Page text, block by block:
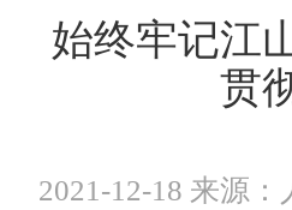
始终牢记江
贯
2021-12-18 来源